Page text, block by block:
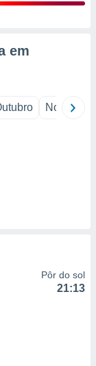
em
Novembro
Pôr do sol
21:13